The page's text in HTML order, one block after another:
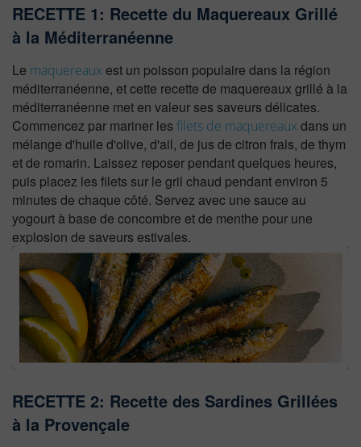
RECETTE 1: Recette du Maquereaux Grillé
à la Méditerranéenne
Le maquereaux est un poisson populaire dans la région
méditerranéenne, et cette recette de maquereaux grillé à la
méditerranéenne met en valeur ses saveurs délicates.
Commencez par mariner les filets de maquereaux dans un
mélange d'huile d'olive, d'ail, de jus de citron frais, de thym
et de romarin. Laissez reposer pendant quelques heures,
puis placez les filets sur le gril chaud pendant environ 5
minutes de chaque côté. Servez avec une sauce au
yogourt à base de concombre et de menthe pour une
explosion de saveurs estivales.
RECETTE 2: Recette des Sardines Grillées
à la Provençale